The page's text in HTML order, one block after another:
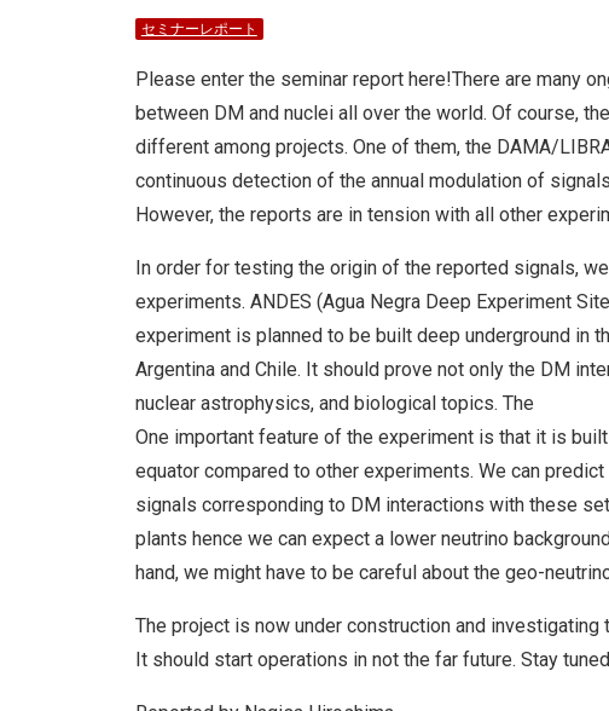
セミナーレポート
Please enter the seminar report here!There are many
between DM and nuclei all over the world. Of course,
different among projects. One of them, the DAMA/
continuous detection of the annual modulation of
However, the reports are in tension with all other
In order for testing the origin of the reported signals,
experiments. ANDES (Agua Negra Deep Experiment
experiment is planned to be built deep underground in
Argentina and Chile. It should prove not only the DM
nuclear astrophysics, and biological topics. The
One important feature of the experiment is that it is
equator compared to other experiments. We can
signals corresponding to DM interactions with these
plants hence we can expect a lower neutrino
hand, we might have to be careful about the geo-
The project is now under construction and
It should start operations in not the far future. Stay